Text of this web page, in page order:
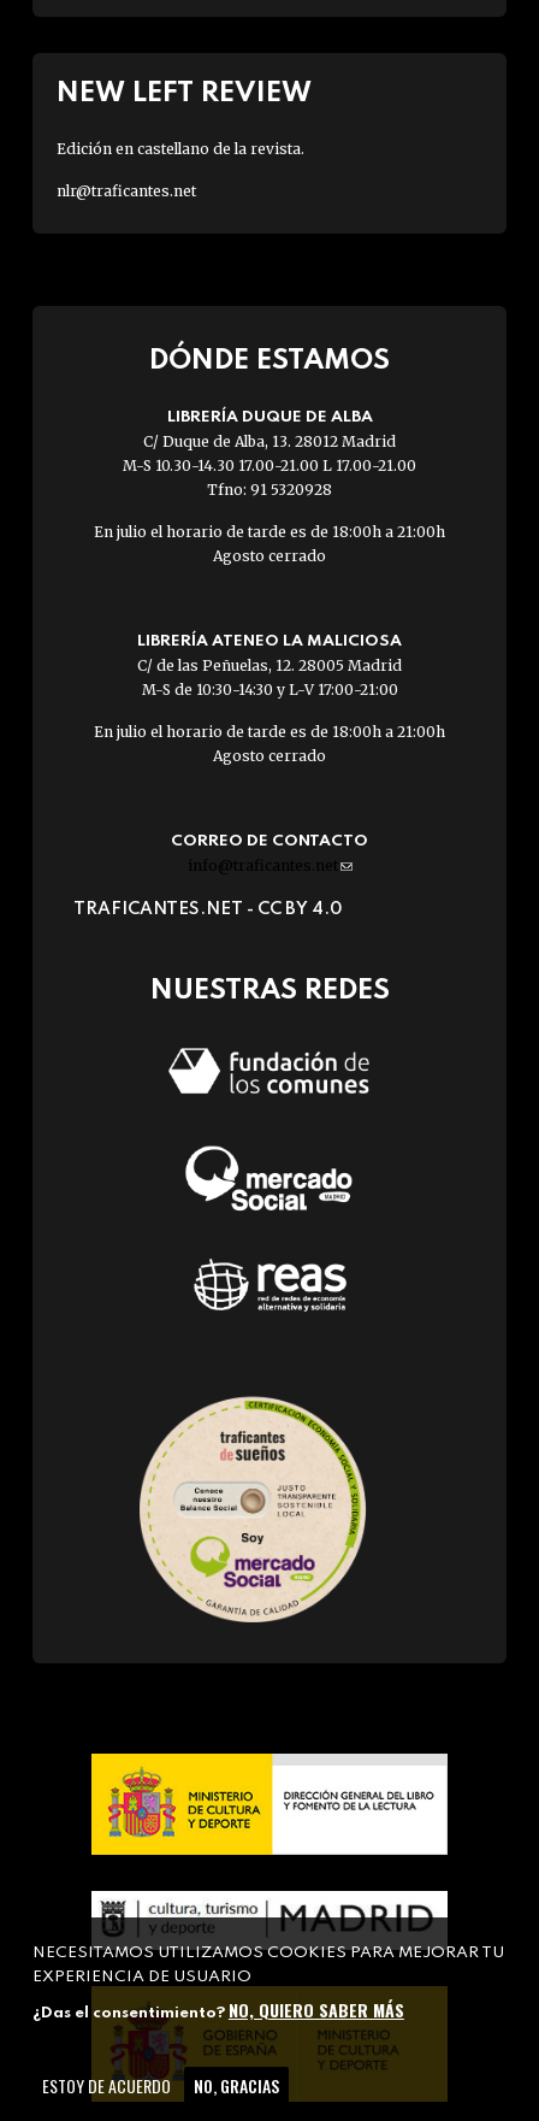
NEW LEFT REVIEW
Edición en castellano de la revista.
nlr@traficantes.net
DÓNDE ESTAMOS
LIBRERÍA DUQUE DE ALBA
C/ Duque de Alba, 13. 28012 Madrid
M-S 10.30-14.30 17.00-21.00 L 17.00-21.00
Tfno: 91 5320928
En julio el horario de tarde es de 18:00h a 21:00h
Agosto cerrado
LIBRERÍA ATENEO LA MALICIOSA
C/ de las Peñuelas, 12. 28005 Madrid
M-S de 10:30-14:30 y L-V 17:00-21:00
En julio el horario de tarde es de 18:00h a 21:00h
Agosto cerrado
CORREO DE CONTACTO
info@traficantes.net (link
e-
TRAFICANTES.NET - CC BY 4.0
NUESTRAS REDES
NECESITAMOS UTILIZAMOS COOKIES PARA MEJORAR TU
EXPERIENCIA DE USUARIO
¿Das el consentimiento? NO, QUIERO SABER MÁS
ESTOY DE ACUERDO NO, GRACIAS